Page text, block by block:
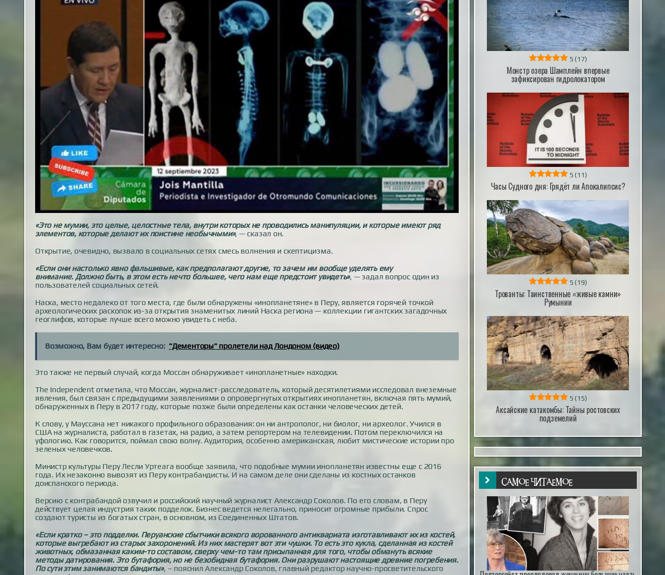
«Это не мумии, это целые, целостные тела, внутри которых не проводились манипуляции, и которые имеют ряд
элементов, которые делают их поистине необычными», — сказал он.
Открытие, очевидно, вызвало в социальных сетях смесь волнения и скептицизма.
«Если они настолько явно фальшивые, как предполагают другие, то зачем им вообще уделять ему
внимание. Должно быть, в этом есть нечто большее, чего нам еще предстоит увидеть», — задал вопрос один из
пользователей социальных сетей.
Наска, место недалеко от того места, где были обнаружены «инопланетяне» в Перу, является горячей точкой
археологических раскопок из-за открытия знаменитых линий Наска региона — коллекции гигантских загадочных
геоглифов, которые лучше всего можно увидеть с неба.
Возможно, Вам будет интересно: "Дементоры" пролетели над Лондоном (видео)
Это также не первый случай, когда Моссан обнаруживает «инопланетные» находки.
The Independent отметила, что Моссан, журналист-расследователь, который десятилетиями исследовал внеземные
явления, был связан с предыдущими заявлениями о опровергнутых открытиях инопланетян, включая пять мумий,
обнаруженных в Перу в 2017 году, которые позже были определены как останки человеческих детей.
К слову, у Мауссана нет никакого профильного образования: он ни антрополог, ни биолог, ни археолог. Учился в
США на журналиста, работал в газетах, на радио, а затем репортером на телевидении. Потом переключился на
уфологию. Как говорится, поймал свою волну. Аудитория, особенно американская, любит мистические истории про
зеленых человечков.
Министр культуры Перу Лесли Уртеага вообще заявила, что подобные мумии инопланетян известны еще с 2016
года. Их незаконно вывозят из Перу контрабандисты. И на самом деле они сделаны из костных останков
доиспанского периода.
Версию с контрабандой озвучил и российский научный журналист Александр Соколов. По его словам, в Перу
действует целая индустрия таких подделок. Бизнес ведется нелегально, приносит огромные прибыли. Спрос
создают туристы из богатых стран, в основном, из Соединенных Штатов.
«Если кратко – это подделки. Перуанские сбытчики всякого ворованного антиквариата изготавливают их из костей,
которые выгребают из старых захоронений. Из них мастерят вот эти чушки. То есть это кукла, сделанная из костей
животных, обмазанная каким-то составом, сверху чем-то там присыпанная для того, чтобы обмануть всякие
методы датирования. Это бутафория, но не безобидная бутафория. Они разрушают настоящие древние погребения.
По сути этим занимаются бандиты», – пояснил Александр Соколов, главный редактор научно-просветительского
5 (17)
Монстр озера Шамплейн впервые
зафиксирован гидролокатором
5 (11)
Часы Судного дня: Грядёт ли Апокалипсис?
5 (19)
Трованты: Таинственные «живые камни»
Румынии
5 (15)
Аксайские катакомбы: Тайны ростовских
подземелий
САМОЕ ЧИТАЕМОЕ